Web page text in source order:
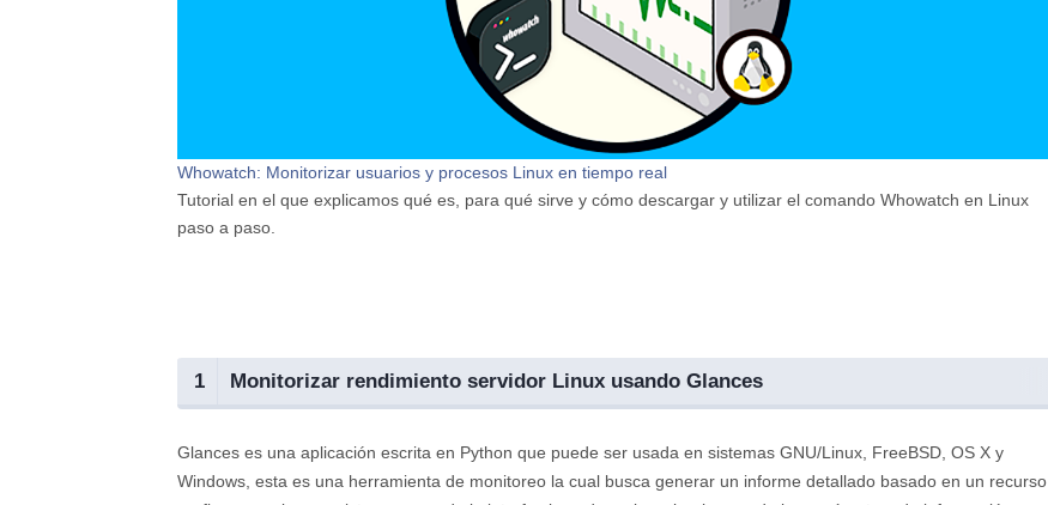
Whowatch: Monitorizar usuarios y procesos Linux en tiempo real
Tutorial en el que explicamos qué es, para qué sirve y cómo descargar y utilizar el comando Whowatch en Linux
paso a paso.
1 Monitorizar rendimiento servidor Linux usando Glances
Glances es una aplicación escrita en Python que puede ser usada en sistemas GNU/Linux, FreeBSD, OS X y
Windows, esta es una herramienta de monitoreo la cual busca generar un informe detallado basado en un recurso